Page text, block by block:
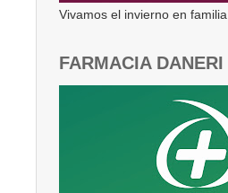
Vivamos el invierno en familia
FARMACIA DANERI